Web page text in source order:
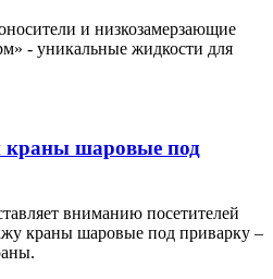
и низкозамерзающие
- уникальные жидкости для
краны шаровые под
вниманию посетителей
краны шаровые под приварку –